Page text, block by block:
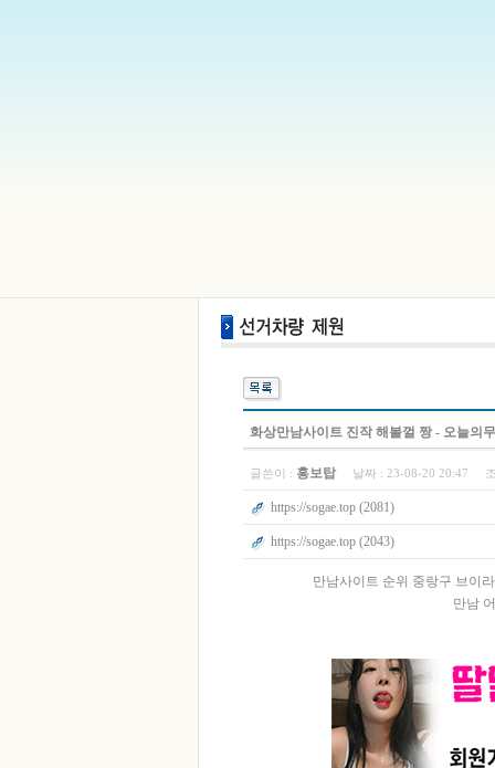
화상만남사이트 진작 해볼껄 짱 - 오­늘­의­
글쓴이 : 홍보탑 날짜 : 23-08-20 20:47
https://sogae.top (2081)
https://sogae.top (2043)
만남사이트 순위 중랑구 브이
만남